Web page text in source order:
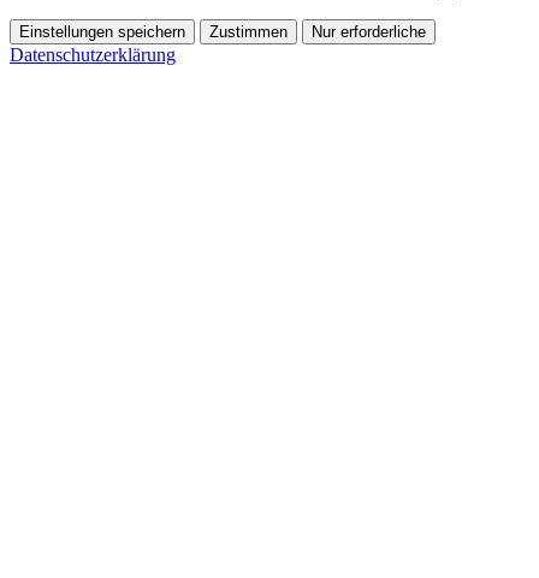
Einstellungen speichern Zustimmen Nur erforderliche
Datenschutzerklärung